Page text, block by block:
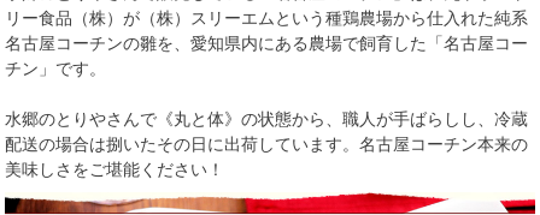
リー食品（株）が（株）スリーエムという種鶏農場から仕入れた純系
名古屋コーチンの雛を、愛知県内にある農場で飼育した「名古屋コー
チン」です。
水郷のとりやさんで《丸と体》の状態から、職人が手ばらしし、冷蔵
配送の場合は捌いたその日に出荷しています。名古屋コーチン本来の
美味しさをご堪能ください！